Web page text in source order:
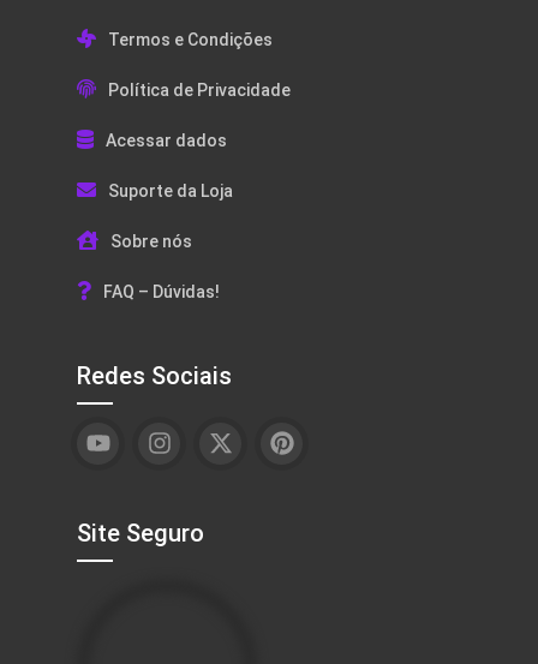
Termos e Condições
Política de Privacidade
Acessar dados
Suporte da Loja
Sobre nós
FAQ – Dúvidas!
Redes Sociais
Site Seguro